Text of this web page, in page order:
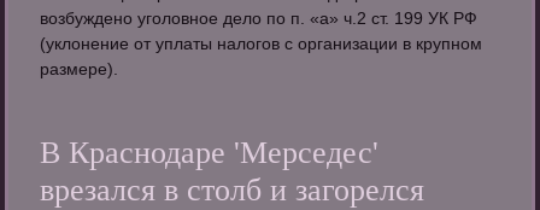
возбуждено уголовное дело по п. «а» ч.2 ст. 199 УК РФ
(уклонение от уплаты налогов с организации в крупном
размере).
В Краснодаре 'Мерседес'
врезался в столб и загорелся